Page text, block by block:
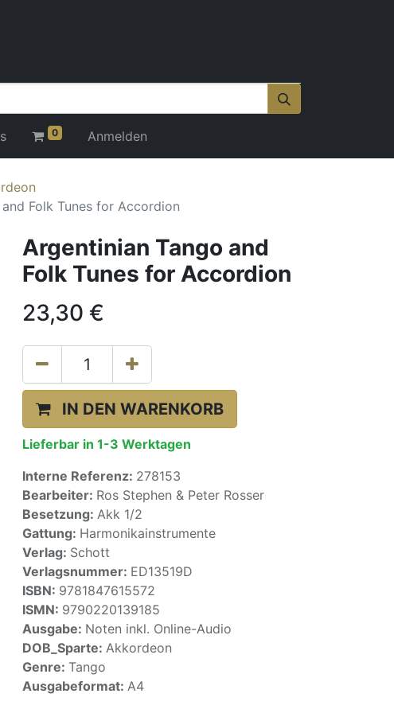
0 Anmelden
Folk Tunes for Accordion
Argentinian Tango and
Folk Tunes for Accordion
23,30 €
IN DEN WARENKORB
Lieferbar in 1-3 Werktagen
Interne Referenz: 278153
Bearbeiter: Ros Stephen & Peter Rosser
Besetzung: Akk 1/2
Gattung: Harmonikainstrumente
Verlag: Schott
Verlagsnummer: ED13519D
ISBN: 9781847615572
ISMN: 9790220139185
Ausgabe: Noten inkl. Online-Audio
DOB_Sparte: Akkordeon
Genre: Tango
Ausgabeformat: A4